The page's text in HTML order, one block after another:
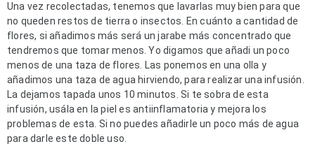
Una vez recolectadas, tenemos que lavarlas muy bien para que
no queden restos de tierra o insectos. En cuánto a cantidad de
flores, si añadimos más será un jarabe más concentrado que
tendremos que tomar menos. Yo digamos que añadi un poco
menos de una taza de flores. Las ponemos en una olla y
añadimos una taza de agua hirviendo, para realizar una infusión.
La dejamos tapada unos 10 minutos. Si te sobra de esta
infusión, usála en la piel es antiinflamatoria y mejora los
problemas de esta. Si no puedes añadirle un poco más de agua
para darle este doble uso.